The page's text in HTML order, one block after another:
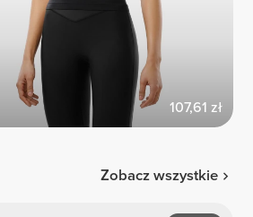
107,61 zł
Zobacz wszystkie